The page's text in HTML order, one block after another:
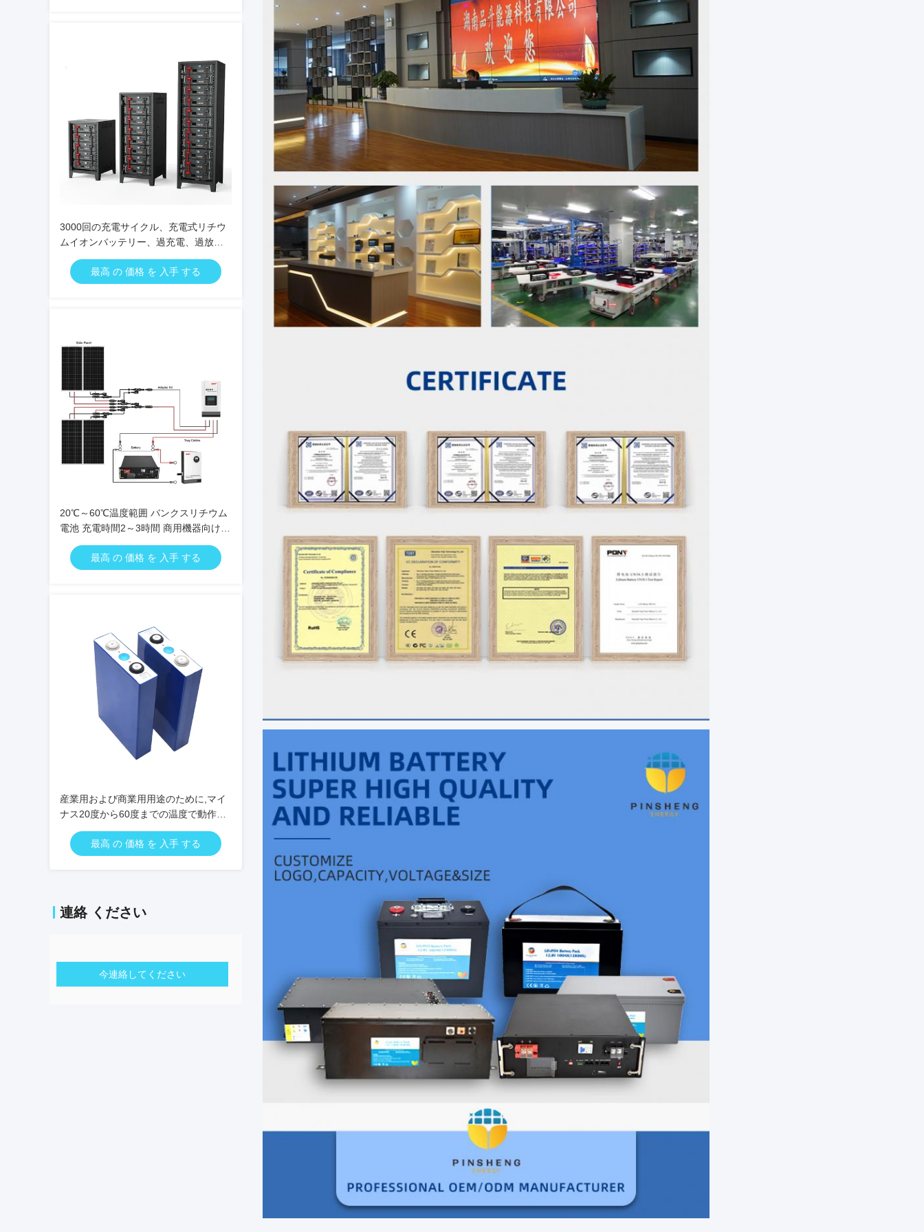
3000回の充電サイクル、充電式リチウ
ムイオンバッテリー、過充電、過放
電、過電流、短絡保護、CE、RoHS、
UN38.3認証最高 の 価格 を 入手 する
20℃～60℃温度範囲 バンクスリチウム
電池 充電時間2～3時間 商用機器向け耐
久性エネルギー貯蔵
最高 の 価格 を 入手 する
産業用および商業用用途のために,マイ
ナス20度から60度までの温度で動作す
るように設計された120Ah充電可能な
リオン電池最高 の 価格 を 入手 する
連絡 ください
今連絡してください